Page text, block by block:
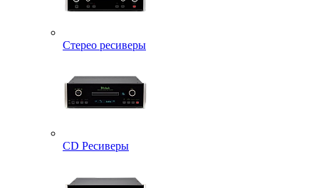
Стерео ресиверы
CD Ресиверы